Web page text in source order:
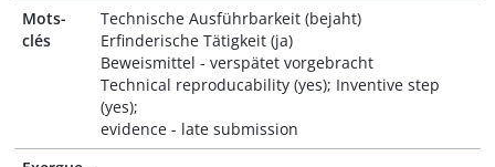
Mots-
clés
Technische Ausführbarkeit (bejaht)
Erfinderische Tätigkeit (ja)
Beweismittel - verspätet vorgebracht
Technical reproducability (yes); Inventive step
(yes);
evidence - late submission